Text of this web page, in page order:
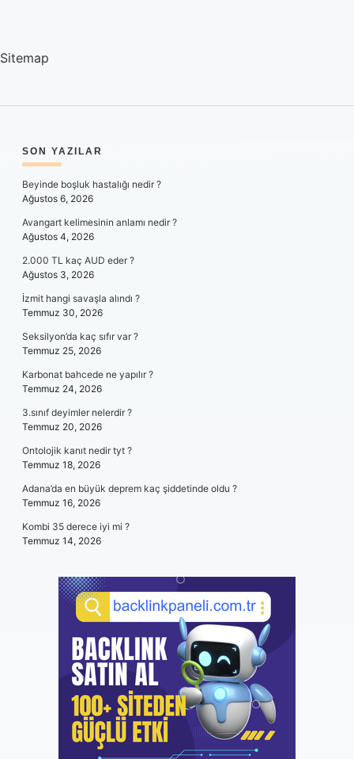
Sitemap
SIDEBAR
SON YAZILAR
Beyinde boşluk hastalığı nedir ?
Ağustos 6, 2026
Avangart kelimesinin anlamı nedir ?
Ağustos 4, 2026
2.000 TL kaç AUD eder ?
Ağustos 3, 2026
İzmit hangi savaşla alındı ?
Temmuz 30, 2026
Seksilyon’da kaç sıfır var ?
Temmuz 25, 2026
Karbonat bahcede ne yapılır ?
Temmuz 24, 2026
3.sınıf deyimler nelerdir ?
Temmuz 20, 2026
Ontolojik kanıt nedir tyt ?
Temmuz 18, 2026
Adana’da en büyük deprem kaç şiddetinde oldu ?
Temmuz 16, 2026
Kombi 35 derece iyi mi ?
Temmuz 14, 2026